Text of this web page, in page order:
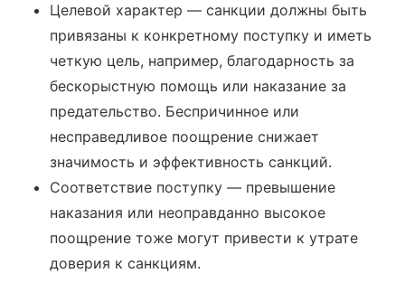
Целевой характер — санкции должны быть
привязаны к конкретному поступку и иметь
четкую цель, например, благодарность за
бескорыстную помощь или наказание за
предательство. Беспричинное или
несправедливое поощрение снижает
значимость и эффективность санкций.
Соответствие поступку — превышение
наказания или неоправданно высокое
поощрение тоже могут привести к утрате
доверия к санкциям.